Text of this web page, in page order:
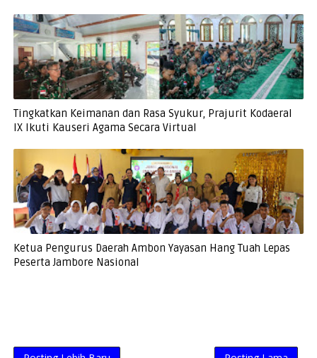
Tingkatkan Keimanan dan Rasa Syukur, Prajurit Kodaeral
IX Ikuti Kauseri Agama Secara Virtual
Ketua Pengurus Daerah Ambon Yayasan Hang Tuah Lepas
Peserta Jambore Nasional